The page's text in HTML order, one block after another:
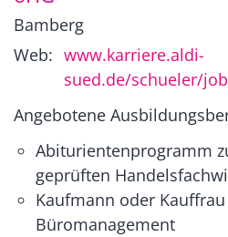
Bamberg
Web: www.karriere.aldi-
sued.de/schueler/
Angebotene
Abiturientenprogramm
geprüften
Kaufmann oder
Büromanagement